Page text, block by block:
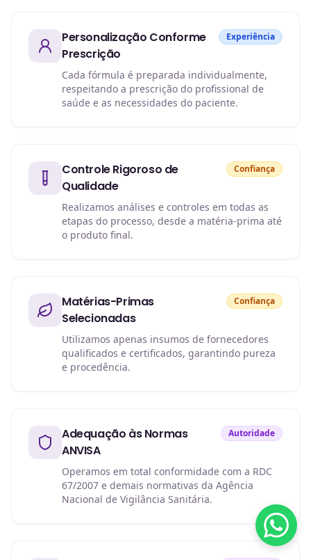
Personalização Conforme
Prescrição
Experiência
Cada fórmula é preparada individualmente,
respeitando a prescrição do profissional de
saúde e as necessidades do paciente.
Controle Rigoroso de
Qualidade
Confiança
Realizamos análises e controles em todas as
etapas do processo, desde a matéria-prima até
o produto final.
Matérias-Primas
Selecionadas
Confiança
Utilizamos apenas insumos de fornecedores
qualificados e certificados, garantindo pureza
e procedência.
Adequação às Normas
ANVISA
Autoridade
Operamos em total conformidade com a RDC
67/2007 e demais normativas da Agência
Nacional de Vigilância Sanitária.